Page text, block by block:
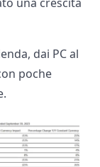
dai PC al
poche